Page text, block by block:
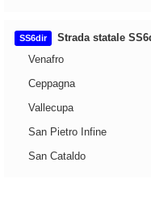
SS6dir
Strada statale
Venafro
Ceppagna
Vallecupa
San Pietro Infine
San Cataldo